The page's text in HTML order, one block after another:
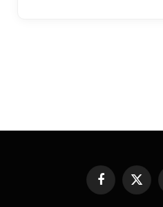
Facebook
X